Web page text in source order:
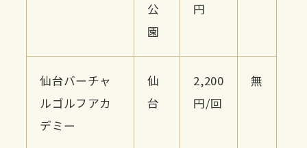
公
園
円
仙台バーチャ
ルゴルフアカ
デミー
仙
台
2,200
円/回
無